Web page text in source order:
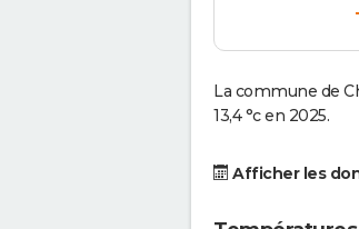
La commune de
13,4 °c en 2025.
Afficher les